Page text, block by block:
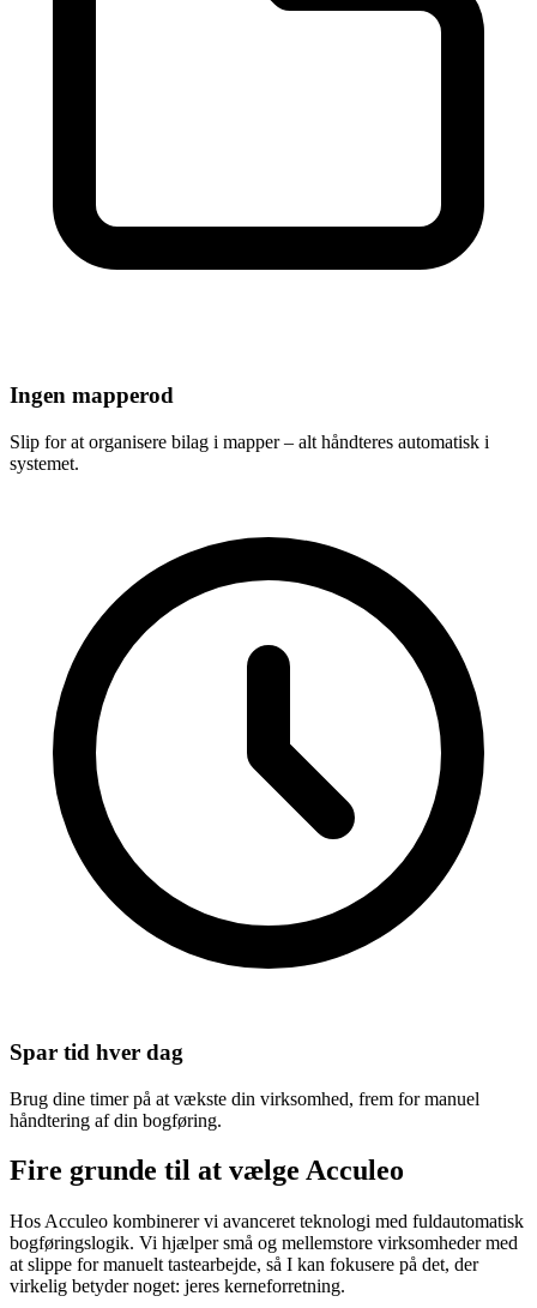
Ingen mapperod
Slip for at organisere bilag i mapper – alt håndteres automatisk i
systemet.
Spar tid hver dag
Brug dine timer på at vækste din virksomhed, frem for manuel
håndtering af din bogføring.
Fire grunde til at vælge Acculeo
Hos Acculeo kombinerer vi avanceret teknologi med fuldautomatisk
bogføringslogik. Vi hjælper små og mellemstore virksomheder med
at slippe for manuelt tastearbejde, så I kan fokusere på det, der
virkelig betyder noget: jeres kerneforretning.